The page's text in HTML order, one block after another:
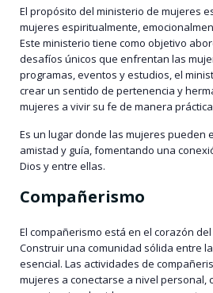
El propósito del ministerio de mujeres
mujeres espiritualmente,
Este ministerio tiene como objetivo
desafíos únicos que enfrentan las
programas, eventos y estudios, el
crear un sentido de pertenencia y
mujeres a vivir su fe de manera
Es un lugar donde las mujeres pueden
amistad y guía, fomentando una
Dios y entre ellas.
Compañerismo
El compañerismo está en el corazón
Construir una comunidad sólida entre
esencial. Las actividades de
mujeres a conectarse a nivel personal,